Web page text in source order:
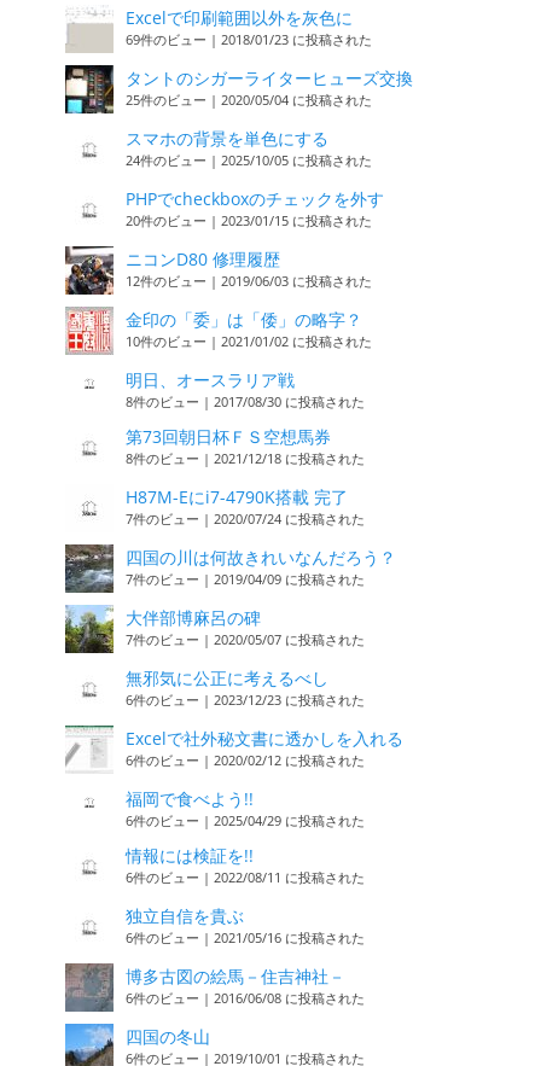
Excelで印刷範囲以外を灰色に
69件のビュー | 2018/01/23 に投稿された
タントのシガーライターヒューズ交換
25件のビュー | 2020/05/04 に投稿された
スマホの背景を単色にする
24件のビュー | 2025/10/05 に投稿された
PHPでcheckboxのチェックを外す
20件のビュー | 2023/01/15 に投稿された
ニコンD80 修理履歴
12件のビュー | 2019/06/03 に投稿された
金印の「委」は「倭」の略字？
10件のビュー | 2021/01/02 に投稿された
明日、オースラリア戦
8件のビュー | 2017/08/30 に投稿された
第73回朝日杯ＦＳ空想馬券
8件のビュー | 2021/12/18 に投稿された
H87M-Eにi7-4790K搭載 完了
7件のビュー | 2020/07/24 に投稿された
四国の川は何故きれいなんだろう？
7件のビュー | 2019/04/09 に投稿された
大伴部博麻呂の碑
7件のビュー | 2020/05/07 に投稿された
無邪気に公正に考えるべし
6件のビュー | 2023/12/23 に投稿された
Excelで社外秘文書に透かしを入れる
6件のビュー | 2020/02/12 に投稿された
福岡で食べよう!!
6件のビュー | 2025/04/29 に投稿された
情報には検証を!!
6件のビュー | 2022/08/11 に投稿された
独立自信を貴ぶ
6件のビュー | 2021/05/16 に投稿された
博多古図の絵馬－住吉神社－
6件のビュー | 2016/06/08 に投稿された
四国の冬山
6件のビュー | 2019/10/01 に投稿された